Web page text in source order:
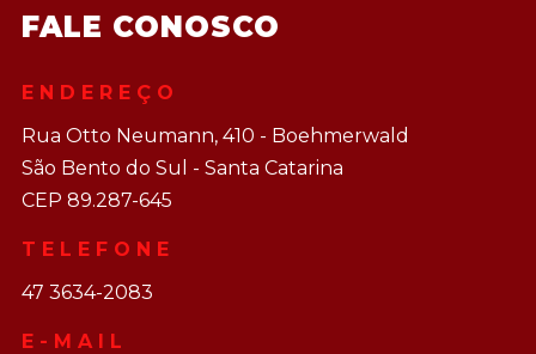
FALE CONOSCO
ENDEREÇO
Rua Otto Neumann, 410 - Boehmerwald
São Bento do Sul - Santa Catarina
CEP 89.287-645
TELEFONE
47 3634-2083
E-MAIL